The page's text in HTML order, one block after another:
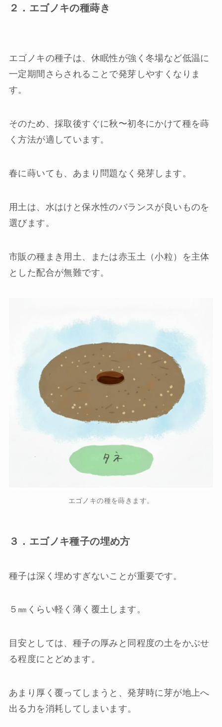
２．エゴノキの種蒔き
エゴノキの種子は、休眠性が強く冬場など低温に
一定期間さらされることで発芽しやすくなりま
す。
そのため、採取後すぐに秋〜初冬にかけて種を蒔
く方法が適しています。
春に蒔いても、あまり問題なく発芽します。
用土は、水はけと保水性のバランスが良いものを
選びます。
市販の種まき用土、または赤玉土（小粒）を主体
とした配合が無難です。
エゴノキの種を蒔きます。
３．エゴノキ種子の埋め方
種子は深く埋めすぎないことが重要です。
５㎜くらい軽く薄く覆土します。
目安としては、種子の厚みと同程度の土をかぶせ
る程度にとどめます。
あまり厚く覆ってしまうと、発芽時に芽が地上へ
出る力を消耗してしまいます。